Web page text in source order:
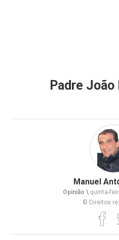
Padre
Manuel
Opinião \quinta-
© Direitos